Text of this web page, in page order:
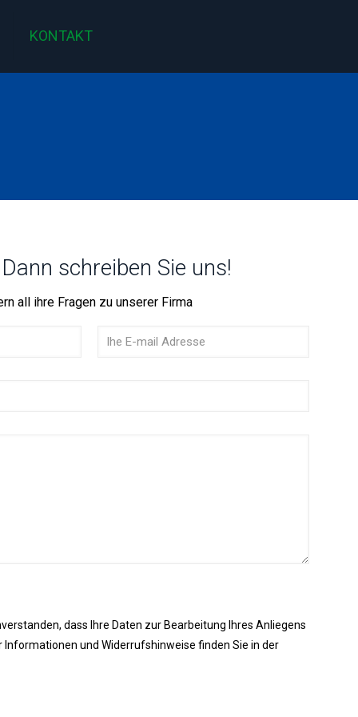
KONTAKT
schreiben Sie uns!
all ihre Fragen zu unserer Firma
dass Ihre Daten zur Bearbeitung Ihres Anliegens
Informationen und Widerrufshinweise finden Sie in der